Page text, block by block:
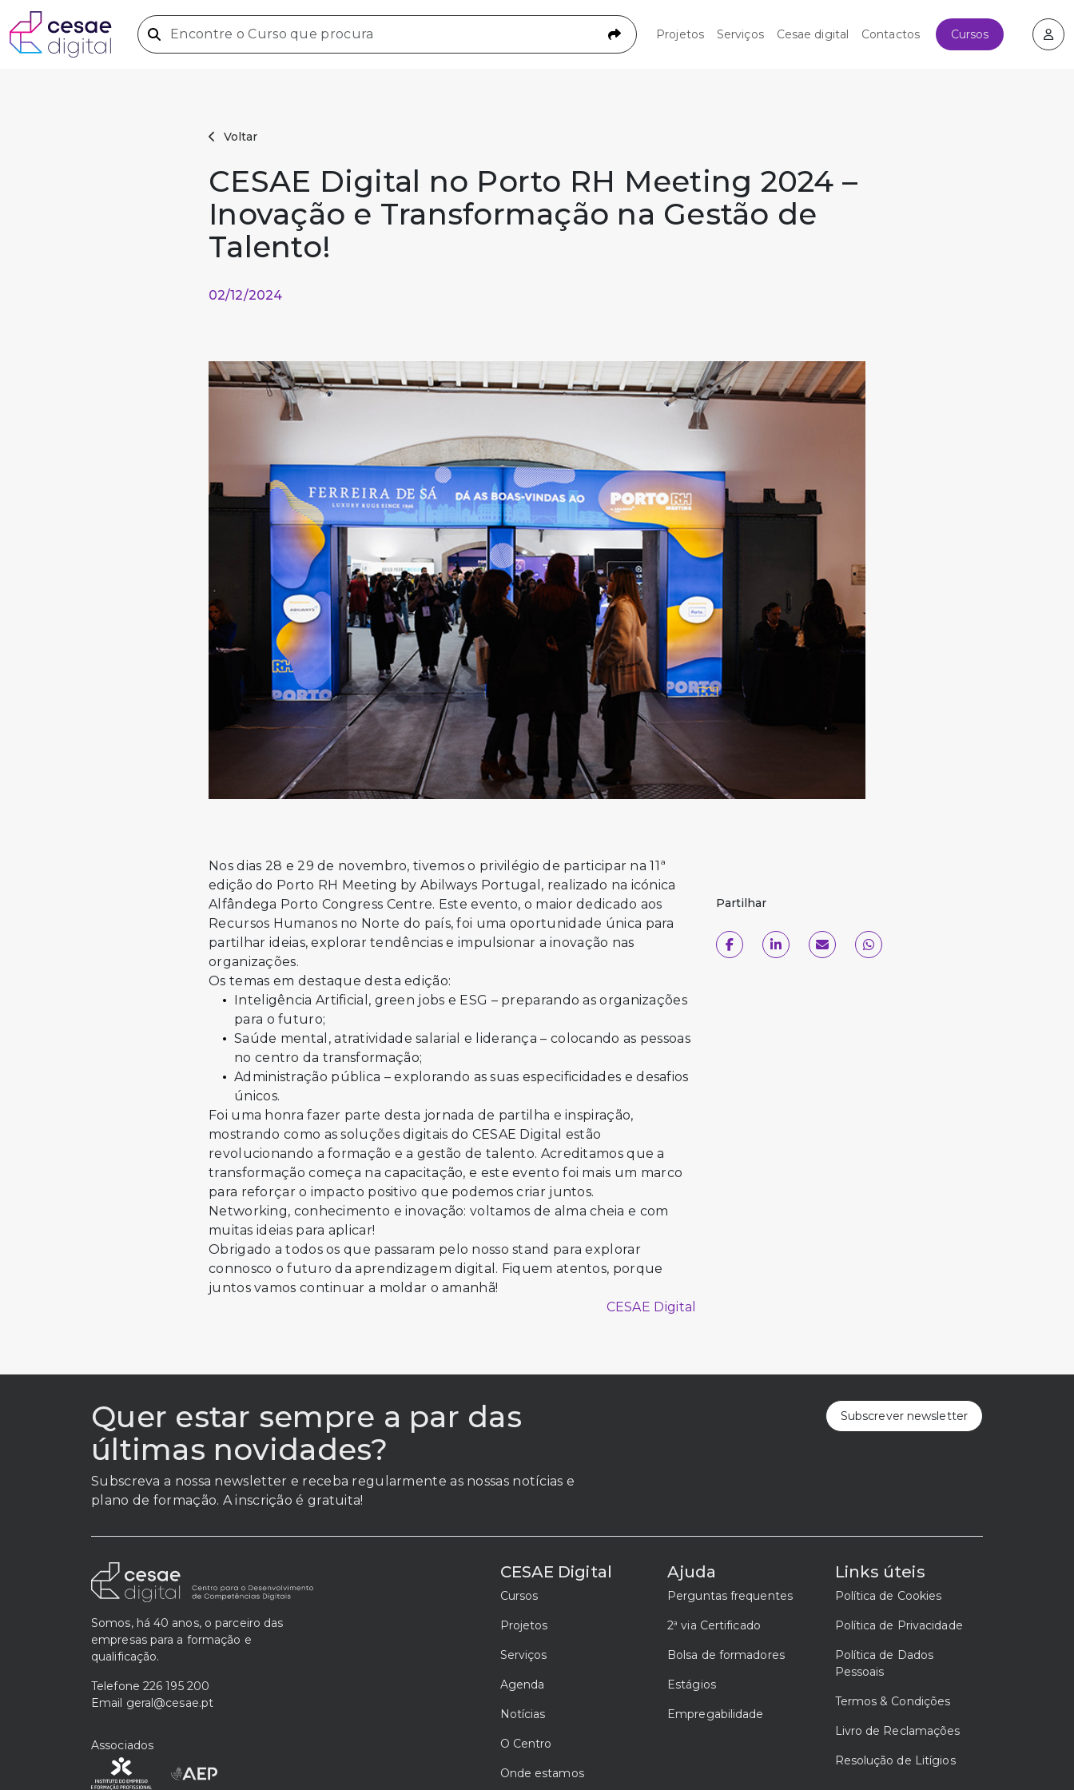
Projetos Serviços Cesae digital Contactos Cursos
Voltar
CESAE Digital no Porto RH Meeting 2024 –
Inovação e Transformação na Gestão de
Talento!
02/12/2024
Nos dias 28 e 29 de novembro, tivemos o privilégio de participar na 11ª
edição do Porto RH Meeting by Abilways Portugal, realizado na icónica
Alfândega Porto Congress Centre. Este evento, o maior dedicado aos
Recursos Humanos no Norte do país, foi uma oportunidade única para
partilhar ideias, explorar tendências e impulsionar a inovação nas
organizações.
Os temas em destaque desta edição:
Inteligência Artificial, green jobs e ESG – preparando as organizações
para o futuro;
Saúde mental, atratividade salarial e liderança – colocando as pessoas
no centro da transformação;
Administração pública – explorando as suas especificidades e desafios
únicos.
Foi uma honra fazer parte desta jornada de partilha e inspiração,
mostrando como as soluções digitais do CESAE Digital estão
revolucionando a formação e a gestão de talento. Acreditamos que a
transformação começa na capacitação, e este evento foi mais um marco
para reforçar o impacto positivo que podemos criar juntos.
Networking, conhecimento e inovação: voltamos de alma cheia e com
muitas ideias para aplicar!
Obrigado a todos os que passaram pelo nosso stand para explorar
connosco o futuro da aprendizagem digital. Fiquem atentos, porque
juntos vamos continuar a moldar o amanhã!
CESAE Digital
Partilhar
Quer estar sempre a par das
últimas novidades?
Subscreva a nossa newsletter e receba regularmente as nossas notícias e
plano de formação. A inscrição é gratuita!
Subscrever newsletter
Somos, há 40 anos, o parceiro das
empresas para a formação e
qualificação.
Telefone 226 195 200
Email geral@cesae.pt
Associados
CESAE Digital
Cursos
Projetos
Serviços
Agenda
Notícias
O Centro
Onde estamos
Ajuda
Perguntas frequentes
2ª via Certificado
Bolsa de formadores
Estágios
Empregabilidade
Links úteis
Política de Cookies
Política de Privacidade
Política de Dados
Pessoais
Termos & Condições
Livro de Reclamações
Resolução de Litígios